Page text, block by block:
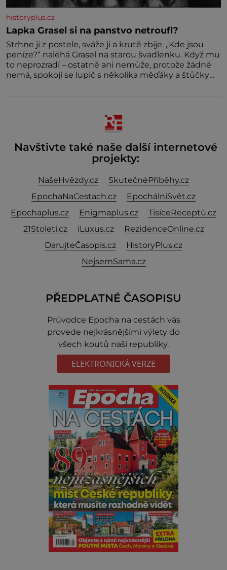
historyplus.cz
Lapka Grasel si na panstvo netroufl?
Strhne ji z postele, sváže ji a krutě zbije. „Kde jsou
peníze?“ naléhá Grasel na starou švadlenku. Když mu
to neprozradí – ostatně ani nemůže, protože žádné
nemá, spokojí se lupič s několika měďáky a štůčky
Navštivte také naše další internetové
projekty:
NašeHvězdy.cz
SkutečnéPříběhy.cz
EpochaNaCestach.cz
EpochálníSvět.cz
Epochaplus.cz
Enigmaplus.cz
TisíceReceptů.cz
21Stoleti.cz
iLuxus.cz
RezidenceOnline.cz
DarujteČasopis.cz
HistoryPlus.cz
NejsemSama.cz
PŘEDPLATNÉ ČASOPISU
Prúvodce Epocha na cestách vás
provede nejkrásnějšími výlety do
všech koutů naší republiky.
ELEKTRONICKÁ VERZE